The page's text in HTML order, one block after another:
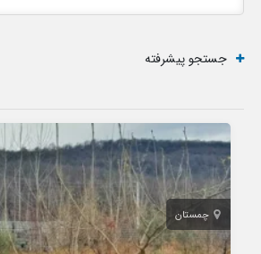
جستجو پیشرفته
چمستان